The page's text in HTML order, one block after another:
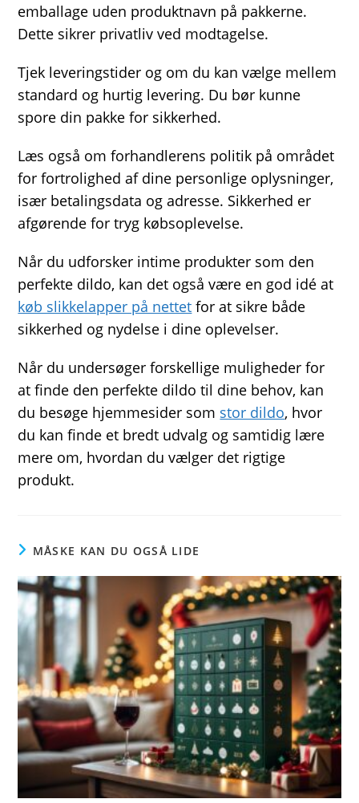
emballage uden produktnavn på pakkerne.
Dette sikrer privatliv ved modtagelse.
Tjek leveringstider og om du kan vælge mellem
standard og hurtig levering. Du bør kunne
spore din pakke for sikkerhed.
Læs også om forhandlerens politik på området
for fortrolighed af dine personlige oplysninger,
især betalingsdata og adresse. Sikkerhed er
afgørende for tryg købsoplevelse.
Når du udforsker intime produkter som den
perfekte dildo, kan det også være en god idé at
køb slikkelapper på nettet for at sikre både
sikkerhed og nydelse i dine oplevelser.
Når du undersøger forskellige muligheder for
at finde den perfekte dildo til dine behov, kan
du besøge hjemmesider som stor dildo, hvor
du kan finde et bredt udvalg og samtidig lære
mere om, hvordan du vælger det rigtige
produkt.
MÅSKE KAN DU OGSÅ LIDE